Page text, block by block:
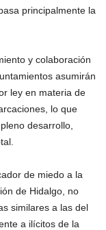
principalmente la
y colaboración
asumirán
ley en materia de
lo que
desarrollo,
de miedo a la
de Hidalgo, no
similares a las del
a ilícitos de la